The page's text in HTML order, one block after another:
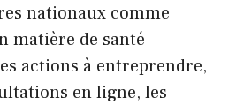
nationaux comme
matière de santé
actions à entreprendre,
en ligne, les